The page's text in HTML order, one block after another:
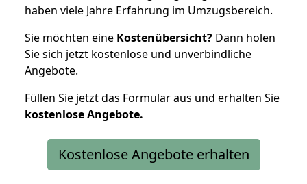
haben viele Jahre Erfahrung im Umzugsbereich.
Sie möchten eine Kostenübersicht? Dann holen
Sie sich jetzt kostenlose und unverbindliche
Angebote.
Füllen Sie jetzt das Formular aus und erhalten Sie
kostenloseAngebote.
Kostenlose Angebote erhalten